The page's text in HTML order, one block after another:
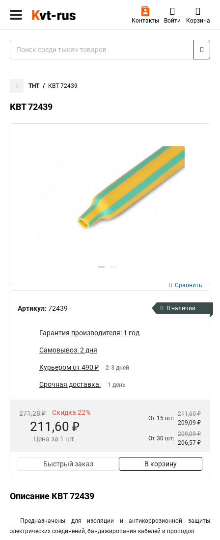
Контакты Войти Корзина
ТНТ КВТ 72439
КВТ 72439
Артикул: 72439
Сравнить
В наличии
Гарантия производителя: 1 год
Самовывоз: 2 дня
Курьером от 490 ₽ 2-3 дней
Срочная доставка: 1 день
271,28 ₽ Скидка 22%
211,60 ₽
Цена за 1 шт.
От 15 шт:
211,60 ₽
209,09 ₽
От 30 шт:
209,09 ₽
206,57 ₽
Быстрый заказ В корзину
Описание КВТ 72439
Предназначены для изоляции и антикоррозионной защиты
электрических соединений, бандажирования кабелей и проводов